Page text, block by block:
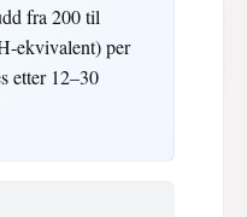
fra 200 til
ekvivalent) per
etter 12–30